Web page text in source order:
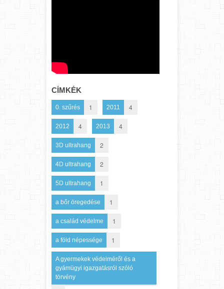
CÍMKÉK
0. szűrés 1 2011 4
2012 4 2013 4
3D ultrahang 2
4D ultrahang 2
5D ultrahang 1
a bőr öregedése 1
a család védelme 1
a föld népessége 1
A gyermekek védelméről és a
gyámügyi igazgatásról szóló
törvény